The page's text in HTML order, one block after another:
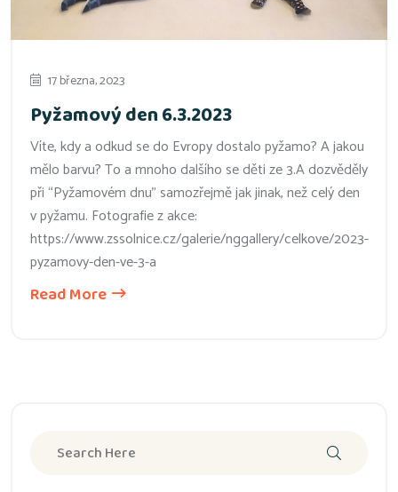
17 března, 2023
Pyžamový den 6.3.2023
Víte, kdy a odkud se do Evropy dostalo pyžamo? A jakou
mělo barvu? To a mnoho dalšího se děti ze 3.A dozvěděly
při “Pyžamovém dnu” samozřejmě jak jinak, než celý den
v pyžamu. Fotografie z akce:
https://www.zssolnice.cz/galerie/nggallery/celkove/2023-
pyzamovy-den-ve-3-a
Read More